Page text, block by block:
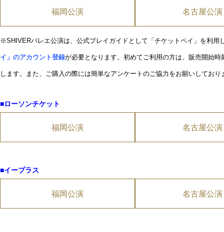
福岡公演 名古屋公演
※SHIVERバレエ公演は、公式プレイガイドとして「チケットペイ」を利用
イ」のアカウント登録が必要となります。 初めてご利用の方は、販売開始
します。 また、ご購入の際には簡単なアンケートのご協力をお願いしており
■ローソンチケット
福岡公演 名古屋公演
■イープラス
福岡公演 名古屋公演